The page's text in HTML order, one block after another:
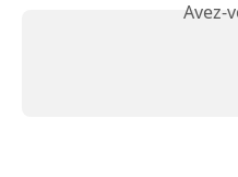
Avez-